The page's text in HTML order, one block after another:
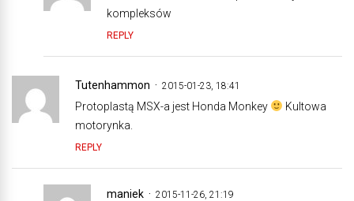
kompleksów
REPLY
Tutenhammon 2015-01-23, 18:41
Protoplastą MSX-a jest Honda Monkey
Kultowa
motorynka.
REPLY
maniek 2015-11-26, 21:19